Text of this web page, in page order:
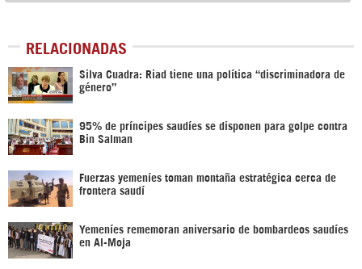
RELACIONADAS
Silva Cuadra: Riad tiene una política “discriminadora de
género”
95% de príncipes saudíes se disponen para golpe contra
Bin Salman
Fuerzas yemeníes toman montaña estratégica cerca de
frontera saudí
Yemeníes rememoran aniversario de bombardeos saudíes
en Al-Moja